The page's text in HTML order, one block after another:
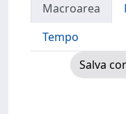
Macroarea
Tempo
Salva